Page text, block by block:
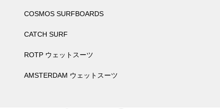
COSMOS SURFBOARDS
CATCH SURF
ROTP ウェットスーツ
AMSTERDAM ウェットスーツ